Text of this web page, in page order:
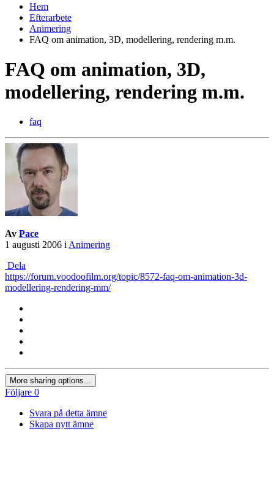
Hem
Efterarbete
Animering
FAQ om animation, 3D, modellering, rendering m.m.
FAQ om animation, 3D,
modellering, rendering m.m.
faq
Av Pace
1 augusti 2006 iAnimering
Dela
https://forum.voodoofilm.org/topic/8572-faq-om-animation-3d-
modellering-rendering-mm/
More sharing options...
Följare 0
Svara på detta ämne
Skapa nytt ämne